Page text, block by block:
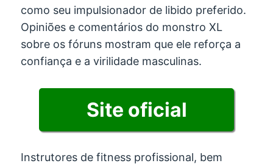
como seu impulsionador de libido preferido.
Opiniões e comentários do monstro XL
sobre os fóruns mostram que ele reforça a
confiança e a virilidade masculinas.
Site oficial
Instrutores de fitness profissional, bem